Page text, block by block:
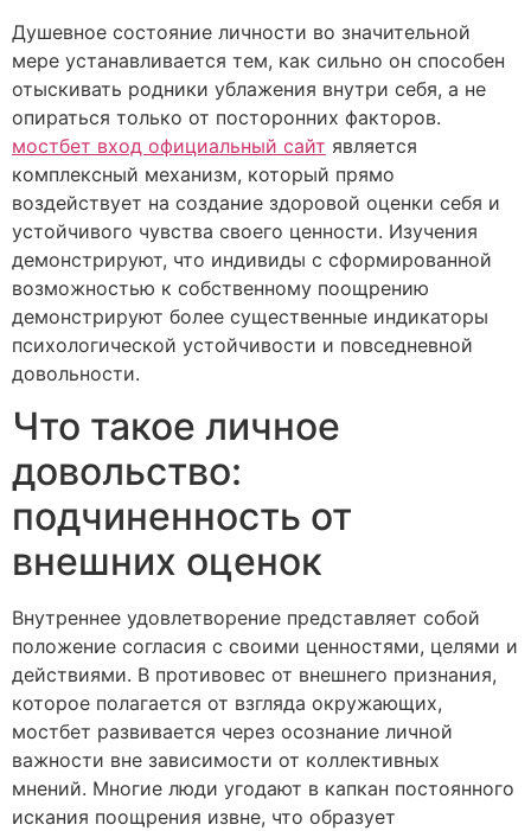
Душевное состояние личности во значительной
мере устанавливается тем, как сильно он способен
отыскивать родники ублажения внутри себя, а не
опираться только от посторонних факторов.
мостбет вход официальный сайт является
комплексный механизм, который прямо
воздействует на создание здоровой оценки себя и
устойчивого чувства своего ценности. Изучения
демонстрируют, что индивиды с сформированной
возможностью к собственному поощрению
демонстрируют более существенные индикаторы
психологической устойчивости и повседневной
довольности.
Что такое личное
довольство:
подчиненность от
внешних оценок
Внутреннее удовлетворение представляет собой
положение согласия с своими ценностями, целями и
действиями. В противовес от внешнего признания,
которое полагается от взгляда окружающих,
мостбет развивается через осознание личной
важности вне зависимости от коллективных
мнений. Многие люди угодают в капкан постоянного
искания поощрения извне, что образует